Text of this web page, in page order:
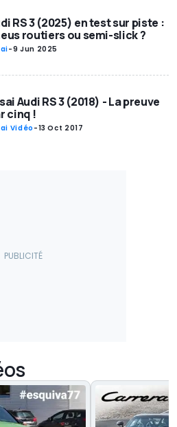
RS 3 (2025) en test sur piste :
routiers ou semi-slick ?
-9 Jun 2025
Audi RS 3 (2018) - La preuve
cinq !
Vidéo -13 Oct 2017